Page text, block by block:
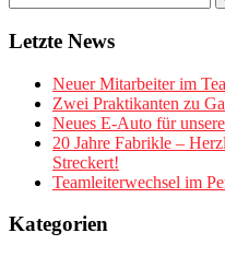
Letzte News
Neuer Mitarbeiter im
Zwei Praktikanten zu
Neues E-Auto für
20 Jahre Fabrikle –
Streckert!
Teamleiterwechsel im
Kategorien